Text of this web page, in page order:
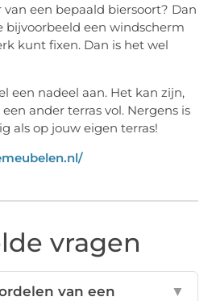
een bepaald biersoort? Dan
bijvoorbeeld een windscherm
kunt fixen. Dan is het wel
een nadeel aan. Het kan zijn,
ander terras vol. Nergens is
als op jouw eigen terras!
vragen
van een
▼